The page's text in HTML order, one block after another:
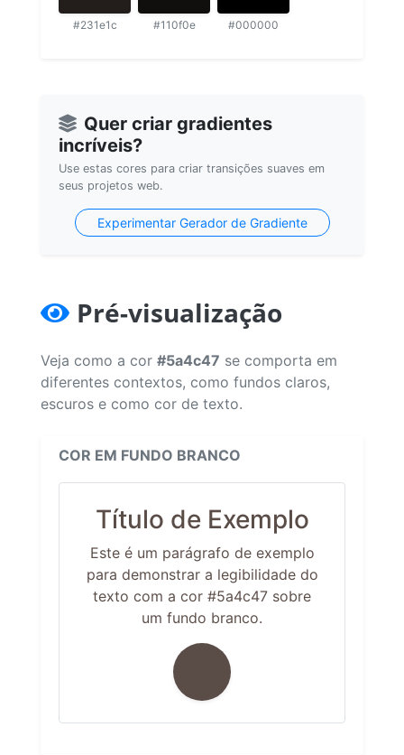
#231e1c #110f0e #000000
Quer criar gradientes
incríveis?
Use estas cores para criar transições suaves em
seus projetos web.
Experimentar Gerador de Gradiente
Pré-visualização
Veja como a cor #5a4c47 se comporta em
diferentes contextos, como fundos claros,
escuros e como cor de texto.
COR EM FUNDO BRANCO
Título de Exemplo
Este é um parágrafo de exemplo
para demonstrar a legibilidade do
texto com a cor #5a4c47 sobre
um fundo branco.